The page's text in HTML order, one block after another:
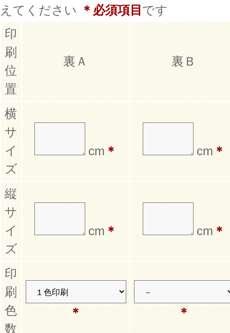
えてください ＊必須項目 です
印
刷
位
置
裏Ａ 裏Ｂ
横
サ
イ
ズ
cm＊ cm＊
縦
サ
イ
ズ
cm＊ cm＊
印
刷
色
数
＊ ＊